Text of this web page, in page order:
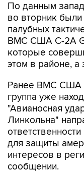
По данным
во вторник
палубных
ВМС США C-2A
которые
этом в районе, а
Ранее ВМС США
группа уже
"Авианосная
Линкольна"
для защиты
интересов в
сообщении.